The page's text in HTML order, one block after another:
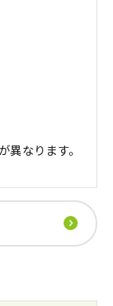
異なります。